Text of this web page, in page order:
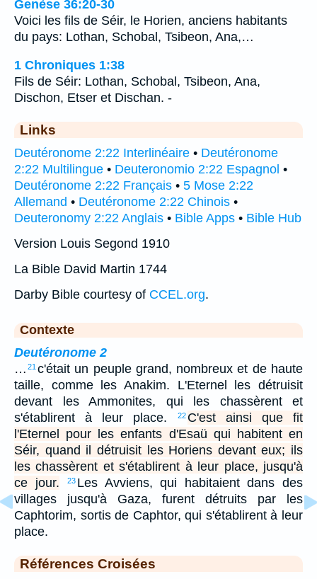
Genèse 36:20-30
Voici les fils de Séir, le Horien, anciens habitants
du pays: Lothan, Schobal, Tsibeon, Ana,…
1 Chroniques 1:38
Fils de Séir: Lothan, Schobal, Tsibeon, Ana,
Dischon, Etser et Dischan. -
Links
Deutéronome 2:22 Interlinéaire • Deutéronome
2:22 Multilingue • Deuteronomio 2:22 Espagnol •
Deutéronome 2:22 Français • 5 Mose 2:22
Allemand • Deutéronome 2:22 Chinois •
Deuteronomy 2:22 Anglais • Bible Apps • Bible Hub
Version Louis Segond 1910
La Bible David Martin 1744
Darby Bible courtesy of CCEL.org.
Contexte
Deutéronome 2
… 21 c'était un peuple grand, nombreux et de haute
taille, comme les Anakim. L'Eternel les détruisit
devant les Ammonites, qui les chassèrent et
s'établirent à leur place.
22 C'est ainsi que fit
l'Eternel pour les enfants d'Esaü qui habitent en
Séir, quand il détruisit les Horiens devant eux; ils
les chassèrent et s'établirent à leur place, jusqu'à
ce jour.
23 Les Avviens, qui habitaient dans des
villages jusqu'à Gaza, furent détruits par les
Caphtorim, sortis de Caphtor, qui s'établirent à leur
place.
Références Croisées